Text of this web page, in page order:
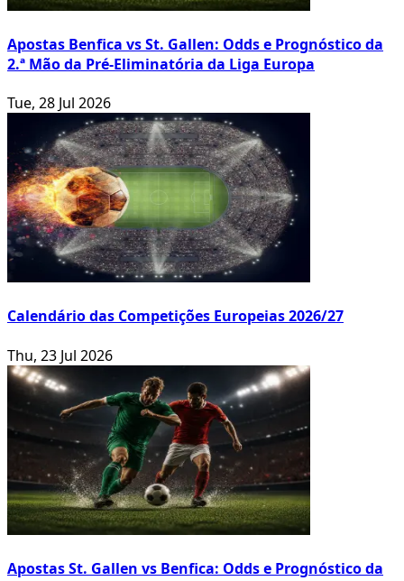
Apostas Benfica vs St. Gallen: Odds e Prognóstico da
2.ª Mão da Pré-Eliminatória da Liga Europa
Tue, 28 Jul 2026
Calendário das Competições Europeias 2026/27
Thu, 23 Jul 2026
Apostas St. Gallen vs Benfica: Odds e Prognóstico da